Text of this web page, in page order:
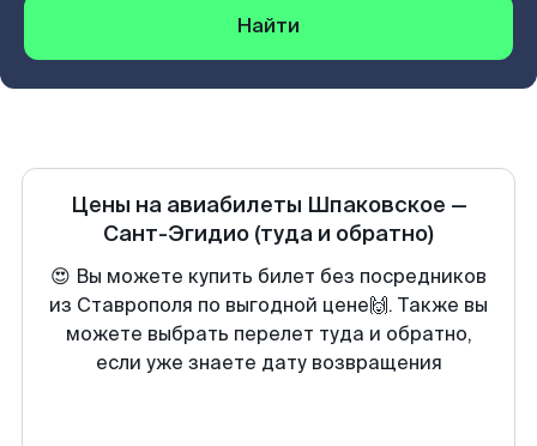
Найти
Цены на авиабилеты Шпаковское —
Сант-Эгидио (туда и обратно)
😍 Вы можете купить билет без посредников
из Ставрополя по выгодной цене🙌. Также вы
можете выбрать перелет туда и обратно,
если уже знаете дату возвращения